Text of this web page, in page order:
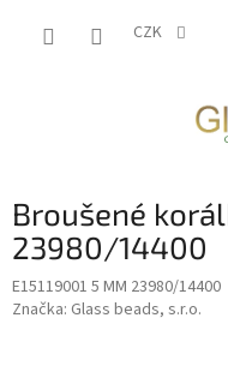
CZK
Broušené
23980/14400
E15119001 5 MM 23980/14400
Značka: Glass beads, s.r.o.